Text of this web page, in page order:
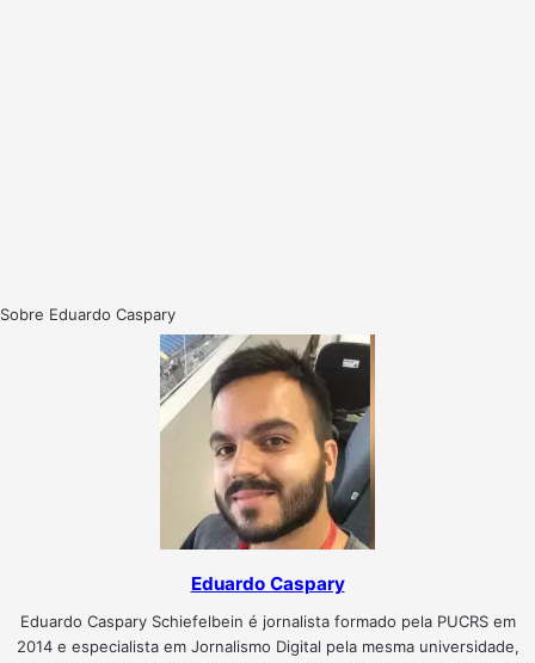
Sobre Eduardo Caspary
Eduardo Caspary
Eduardo Caspary Schiefelbein é jornalista formado pela PUCRS em
2014 e especialista em Jornalismo Digital pela mesma universidade,